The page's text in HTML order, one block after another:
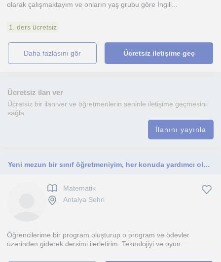
olarak çalışmaktayım ve onların yaş grubu göre İngili...
1. ders ücretsiz
daha fazlasını gör Ücretsiz iletişime geç
Ücretsiz ilan ver
Ücretsiz bir ilan ver ve öğretmenlerin seninle iletişime geçmesini
sağla
İlanını yayınla
Yeni mezun bir sınıf öğretmeniyim, her konuda yardımcı olurum. Teknolojiyle ve resimle de aram iyidir.
Matematik
Antalya Sehri
Öğrencilerime bir program oluşturup o program ve ödevler
üzerinden giderek dersimi ilerletirim. Teknolojiyi ve oyun...